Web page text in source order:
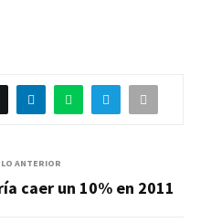
ANTERIOR
caer un 10% en 2011